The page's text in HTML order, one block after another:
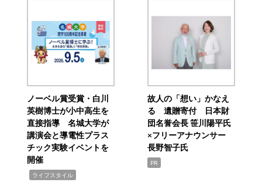
ノーベル賞受賞・白川
英樹博士が小中高生を
直接指導 名城大学が
講演会と導電性プラス
チック実験イベントを
開催
ライフスタイル
故人の「想い」かなえ
る 遺贈寄付 日本財
団名誉会長 笹川陽平氏
×フリーアナウンサー
長野智子氏
PR